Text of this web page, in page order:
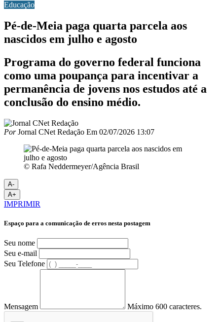
Educação
Pé-de-Meia paga quarta parcela aos
nascidos em julho e agosto
Programa do governo federal funciona
como uma poupança para incentivar a
permanência de jovens nos estudos até a
conclusão do ensino médio.
PorJornal CNet Redação Em 02/07/2026 13:07
© Rafa Neddermeyer/Agência Brasil
A-
A+
IMPRIMIR
Espaço para a comunicação de erros nesta postagem
Seu nome
Seu e-mail
Seu Telefone
Mensagem Máximo 600 caracteres.